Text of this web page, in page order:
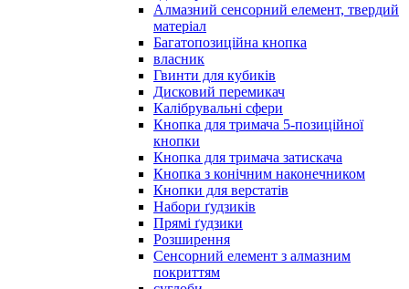
Алмазний сенсорний елемент, твердий
матеріал
Багатопозиційна кнопка
власник
Гвинти для кубиків
Дисковий перемикач
Калібрувальні сфери
Кнопка для тримача 5-позиційної
кнопки
Кнопка для тримача затискача
Кнопка з конічним наконечником
Кнопки для верстатів
Набори ґудзиків
Прямі ґудзики
Розширення
Сенсорний елемент з алмазним
покриттям